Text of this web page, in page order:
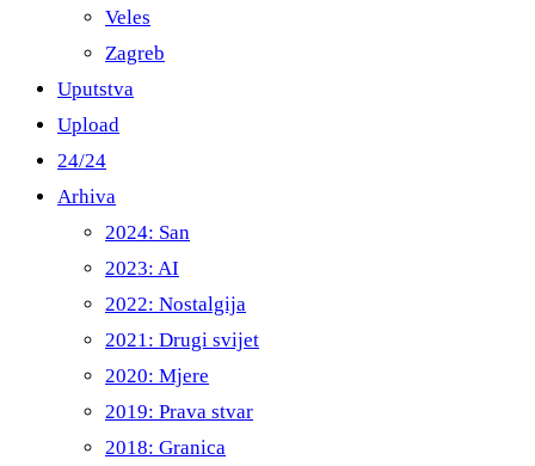
Veles
Zagreb
Uputstva
Upload
24/24
Arhiva
2024: San
2023: AI
2022: Nostalgija
2021: Drugi svijet
2020: Mjere
2019: Prava stvar
2018: Granica